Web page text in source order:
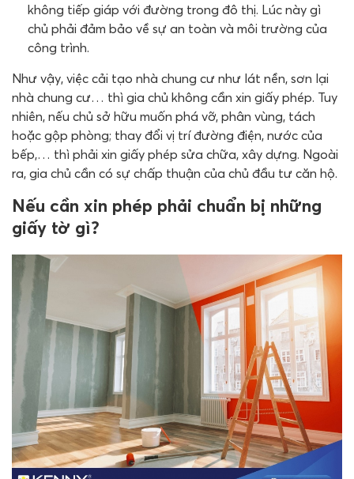
không tiếp giáp với đường trong đô thị. Lúc này gì
chủ phải đảm bảo về sự an toàn và môi trường của
công trình.
Như vậy, việc cải tạo nhà chung cư như lát nền, sơn lại
nhà chung cư… thì gia chủ không cần xin giấy phép. Tuy
nhiên, nếu chủ sở hữu muốn phá vỡ, phân vùng, tách
hoặc gộp phòng; thay đổi vị trí đường điện, nước của
bếp,… thì phải xin giấy phép sửa chữa, xây dựng. Ngoài
ra, gia chủ cần có sự chấp thuận của chủ đầu tư căn hộ.
Nếu cần xin phép phải chuẩn bị những
giấy tờ gì?